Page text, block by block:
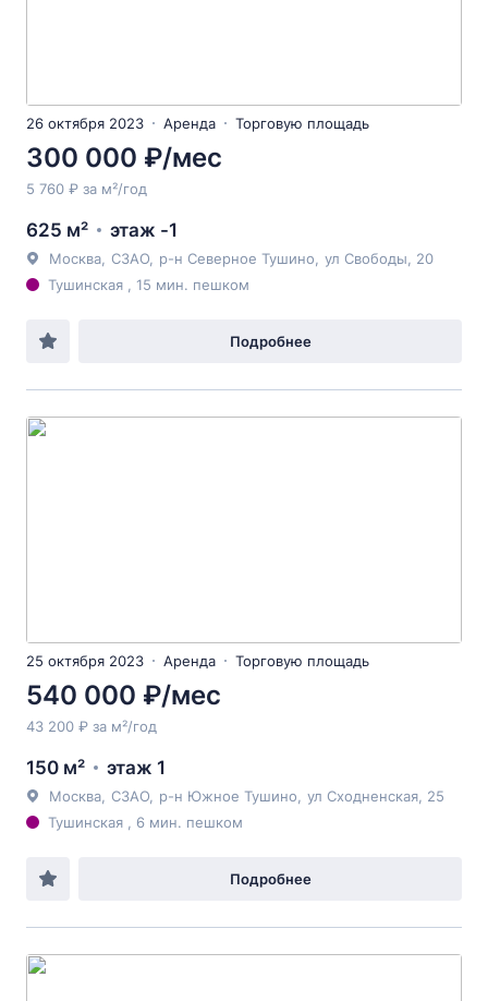
26 октября 2023 Аренда Торговую площадь
300 000 ₽/мес
5 760 ₽ за м²/год
625 м² этаж -1
Москва СЗАО р-н Северное Тушино ул Свободы , 20
Тушинская , 15 мин. пешком
Подробнее
25 октября 2023 Аренда Торговую площадь
540 000 ₽/мес
43 200 ₽ за м²/год
150 м² этаж 1
Москва СЗАО р-н Южное Тушино ул Сходненская , 25
Тушинская , 6 мин. пешком
Подробнее